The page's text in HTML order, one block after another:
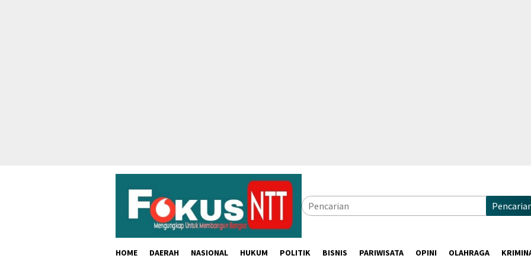
HOME DAERAH NASIONAL HUKUM POLITIK BISNIS PARIWISATA OPINI OLAHRAGA